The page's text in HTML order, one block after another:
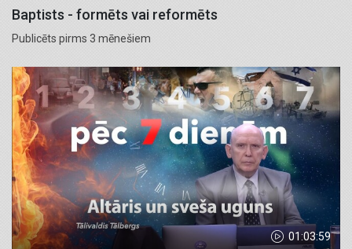
Baptists - formēts vai reformēts
Publicēts pirms 3 mēnešiem
01:03:59